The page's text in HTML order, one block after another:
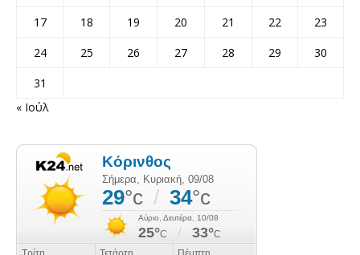
17
18 19 20 21 22
23
24
25 26 27 28 29
30
31
« Ιούλ